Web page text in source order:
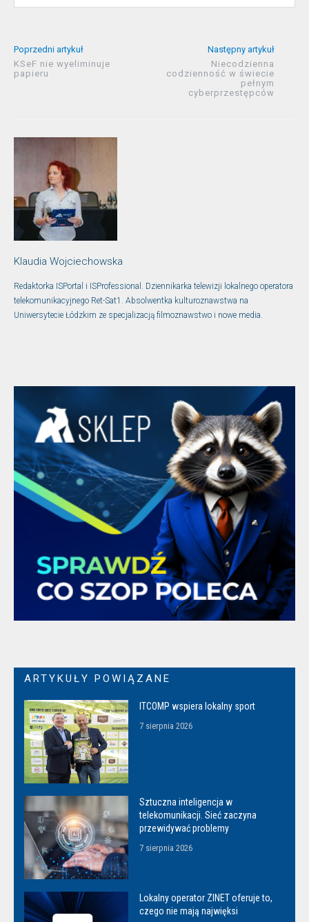
Poprzedni artykuł
KSeF nie wyeliminuje
papieru
Następny artykuł
Niecodzienna
codzienność w świecie
pełnym
cyberprzestępców
Klaudia Wojciechowska
Redaktorka ISPortal i ISProfessional. Dziennikarka telewizji lokalnego operatora
telekomunikacyjnego Ret-Sat1. Absolwentka kulturoznawstwa na
Uniwersytecie Łódzkim ze specjalizacją filmoznawstwo i nowe media.
ARTYKUŁY POWIĄZANE
ITCOMP wspiera lokalny sport
7 sierpnia 2026
Sztuczna inteligencja w
telekomunikacji. Sieć zaczyna
przewidywać problemy
7 sierpnia 2026
Lokalny operator ZINET oferuje to,
czego nie mają najwięksi